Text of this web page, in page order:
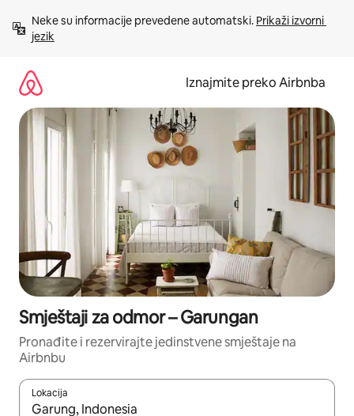
sadržaj
Neke su informacije prevedene automatski. Prikaži izvorni
jezik
Iznajmite preko Airbnba
Smještaji za odmor – Garungan
Pronađite i rezervirajte jedinstvene smještaje na
Airbnbu
Lokacija
Kada budu dostupni rezultati, moći ćete ih pregledati